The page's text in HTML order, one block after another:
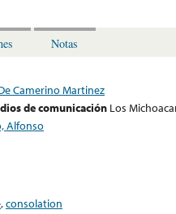
Notas
Camerino Martinez
de comunicación Los
Alfonso
,consolation